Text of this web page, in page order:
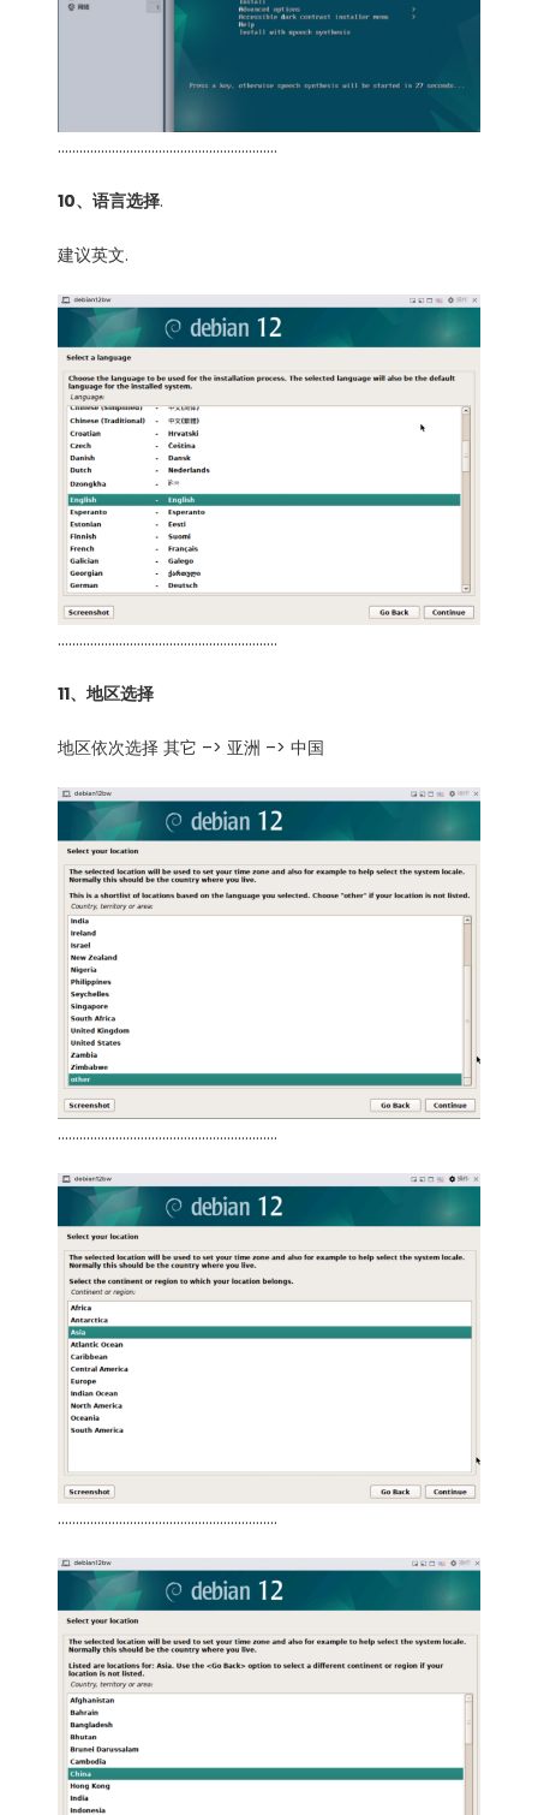
…………………………………………………….
10、语言选择.
建议英文.
…………………………………………………….
11、地区选择
地区依次选择 其它 –> 亚洲 –> 中国
…………………………………………………….
…………………………………………………….